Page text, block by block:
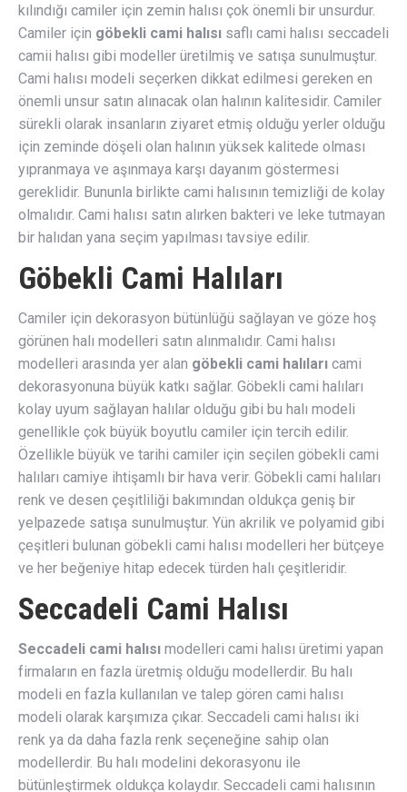
kılındığı camiler için zemin halısı çok önemli bir unsurdur.
Camiler için göbekli cami halısı saflı cami halısı seccadeli
camii halısı gibi modeller üretilmiş ve satışa sunulmuştur.
Cami halısı modeli seçerken dikkat edilmesi gereken en
önemli unsur satın alınacak olan halının kalitesidir. Camiler
sürekli olarak insanların ziyaret etmiş olduğu yerler olduğu
için zeminde döşeli olan halının yüksek kalitede olması
yıpranmaya ve aşınmaya karşı dayanım göstermesi
gereklidir. Bununla birlikte cami halısının temizliği de kolay
olmalıdır. Cami halısı satın alırken bakteri ve leke tutmayan
bir halıdan yana seçim yapılması tavsiye edilir.
Göbekli Cami Halıları
Camiler için dekorasyon bütünlüğü sağlayan ve göze hoş
görünen halı modelleri satın alınmalıdır. Cami halısı
modelleri arasında yer alan göbekli cami halıları cami
dekorasyonuna büyük katkı sağlar. Göbekli cami halıları
kolay uyum sağlayan halılar olduğu gibi bu halı modeli
genellikle çok büyük boyutlu camiler için tercih edilir.
Özellikle büyük ve tarihi camiler için seçilen göbekli cami
halıları camiye ihtişamlı bir hava verir. Göbekli cami halıları
renk ve desen çeşitliliği bakımından oldukça geniş bir
yelpazede satışa sunulmuştur. Yün akrilik ve polyamid gibi
çeşitleri bulunan göbekli cami halısı modelleri her bütçeye
ve her beğeniye hitap edecek türden halı çeşitleridir.
Seccadeli Cami Halısı
Seccadeli cami halısı modelleri cami halısı üretimi yapan
firmaların en fazla üretmiş olduğu modellerdir. Bu halı
modeli en fazla kullanılan ve talep gören cami halısı
modeli olarak karşımıza çıkar. Seccadeli cami halısı iki
renk ya da daha fazla renk seçeneğine sahip olan
modellerdir. Bu halı modelini dekorasyonu ile
bütünleştirmek oldukça kolaydır. Seccadeli cami halısının